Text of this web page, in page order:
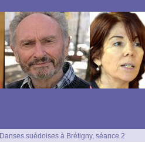
Danses suédoises à Brétigny, séance 2